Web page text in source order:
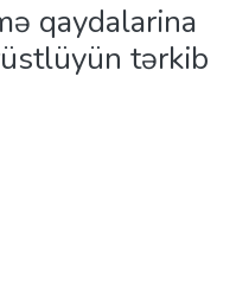
qaydalarina
tərkib